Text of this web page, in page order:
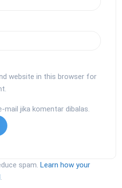
website in this browser for
mail jika komentar dibalas.
spam. Learn how your
.